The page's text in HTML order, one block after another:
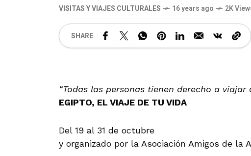
VISITAS Y VIAJES CULTURALES 16 years ago 2K
SHARE
“Todas las personas tienen derecho a
EGIPTO, EL VIAJE DE TU VIDA
Del 19 al 31 de octubre
y organizado por la Asociación Amigos de la